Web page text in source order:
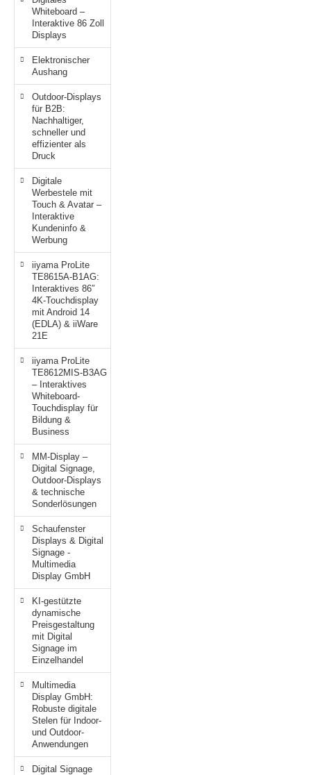
Whiteboard –
Interaktive 86 Zoll
Displays
Elektronischer
Aushang
Outdoor-Displays
für B2B:
Nachhaltiger,
schneller und
effizienter als
Druck
Digitale
Werbestele mit
Touch & Avatar –
Interaktive
Kundeninfo &
Werbung
iiyama ProLite
TE8615A-B1AG:
Interaktives 86″
4K-Touchdisplay
mit Android 14
(EDLA) & iiWare
21E
iiyama ProLite
TE8612MIS-B3AG
– Interaktives
Whiteboard-
Touchdisplay für
Bildung &
Business
MM-Display –
Digital Signage,
Outdoor-Displays
& technische
Sonderlösungen
Schaufenster
Displays & Digital
Signage -
Multimedia
Display GmbH
KI-gestützte
dynamische
Preisgestaltung
mit Digital
Signage im
Einzelhandel
Multimedia
Display GmbH:
Robuste digitale
Stelen für Indoor-
und Outdoor-
Anwendungen
Digital Signage